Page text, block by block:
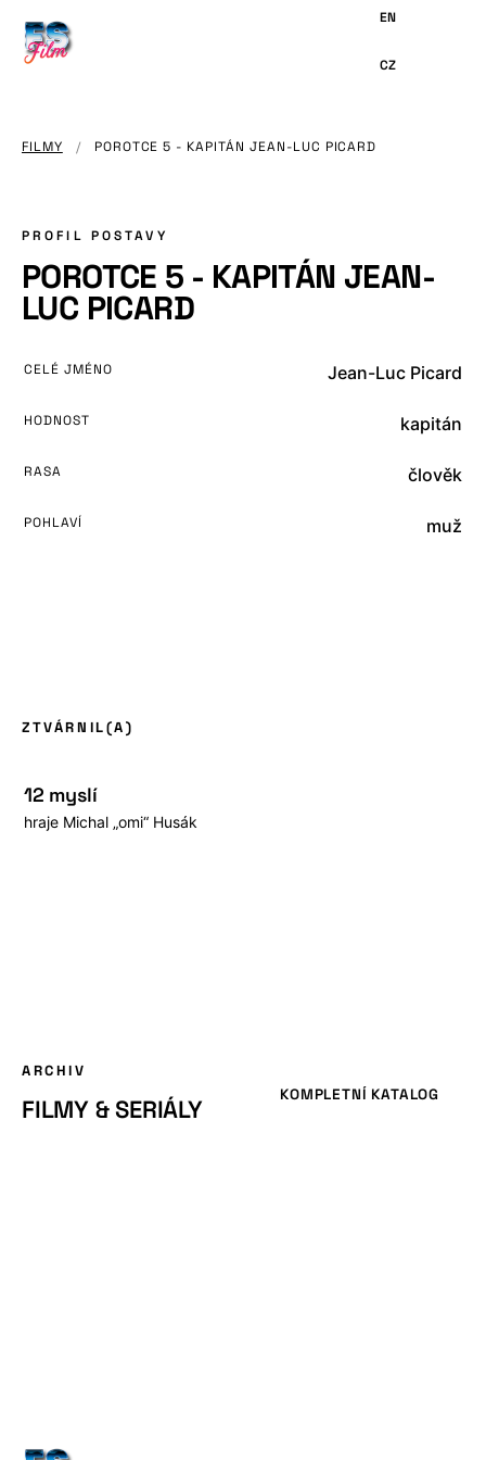
OBSAHU
FILMY / POROTCE 5 - KAPITÁN JEAN-LUC PICARD
PROFIL POSTAVY
POROTCE 5 - KAPITÁN JEAN-
LUC PICARD
CELÉ JMÉNO Jean-Luc Picard
HODNOST kapitán
RASA člověk
POHLAVÍ muž
ZTVÁRNIL(A)
12 myslí
hraje Michal „omi“ Husák
ARCHIV
FILMY & SERIÁLY KOMPLETNÍ KATALOG